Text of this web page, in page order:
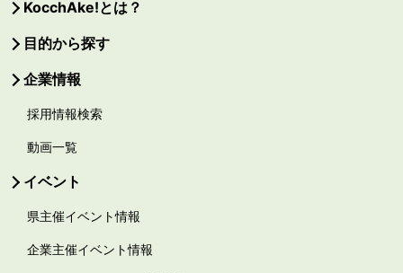
KocchAke!とは？
目的から探す
企業情報
採用情報検索
動画一覧
イベント
県主催イベント情報
企業主催イベント情報